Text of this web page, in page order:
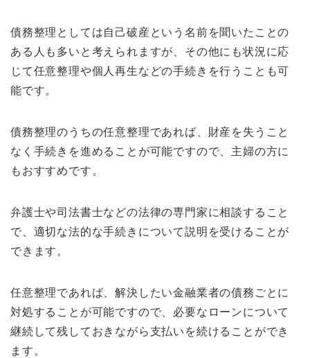
債務整理としては自己破産という名前を聞いたことの
ある人も多いと考えられますが、その他にも状況に応
じて任意整理や個人再生などの手続きを行うことも可
能です。
債務整理のうちの任意整理であれば、財産を失うこと
なく手続きを進めることが可能ですので、主婦の方に
もおすすめです。
弁護士や司法書士などの法律の専門家に相談すること
で、適切な法的な手続きについて説明を受けることが
できます。
任意整理であれば、解決したい金融業者の債務ごとに
対処することが可能ですので、必要なローンについて
継続して残しておきながら支払いを続けることができ
ます。